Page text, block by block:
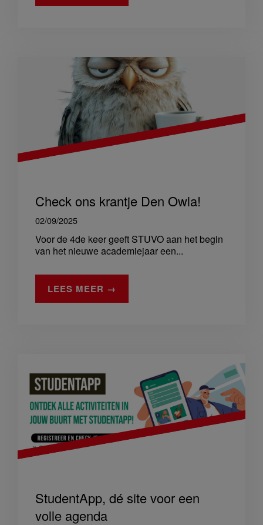
Check ons krantje Den Owla!
02/09/2025
Voor de 4de keer geeft STUVO aan het begin
van het nieuwe academiejaar een...
LEES MEER →
StudentApp, dé site voor een
volle agenda